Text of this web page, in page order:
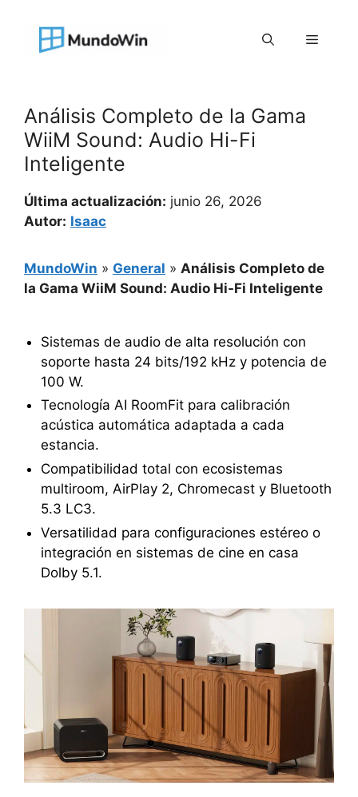
contenido
Menú
Análisis Completo de la Gama
WiiM Sound: Audio Hi-Fi
Inteligente
Última actualización: junio 26, 2026
Autor: Isaac
MundoWin » General » Análisis Completo de
la Gama WiiM Sound: Audio Hi-Fi Inteligente
Sistemas de audio de alta resolución con
soporte hasta 24 bits/192 kHz y potencia de
100 W.
Tecnología AI RoomFit para calibración
acústica automática adaptada a cada
estancia.
Compatibilidad total con ecosistemas
multiroom, AirPlay 2, Chromecast y Bluetooth
5.3 LC3.
Versatilidad para configuraciones estéreo o
integración en sistemas de cine en casa
Dolby 5.1.